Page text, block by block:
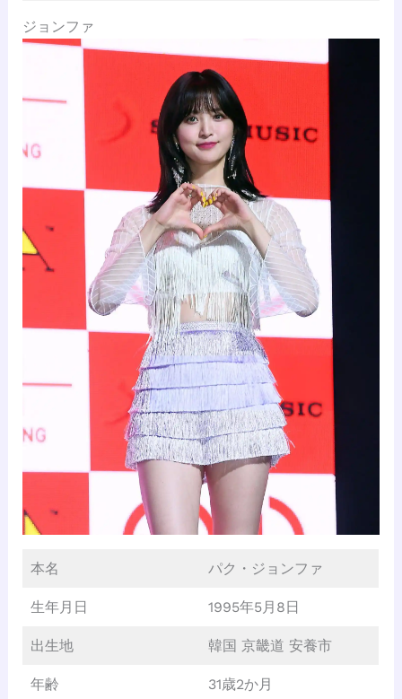
ジョンファ
本名 パク・ジョンファ
生年月日 1995年5月8日
出生地 韓国 京畿道 安養市
年齢 31歳2か月